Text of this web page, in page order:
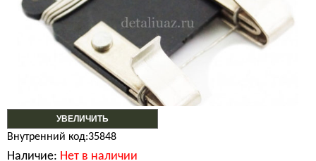
УВЕЛИЧИТЬ
Внутренний код:35848
Наличие: Нет в наличии